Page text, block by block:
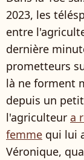
2023, les
entre
dernière
prometteurs
là ne forment
depuis un
l'agriculteur a
femme qui lui
Véronique,